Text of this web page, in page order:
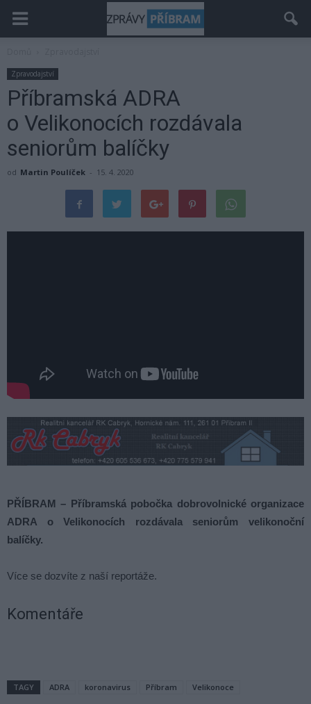
Zpravodajství
Příbramská ADRA
o Velikonocích rozdávala
seniorům balíčky
od Martin Poulíček - 15. 4. 2020
PŘÍBRAM – Příbramská pobočka dobrovolnické organizace
ADRA o Velikonocích rozdávala seniorům velikonoční
balíčky.
Více se dozvíte z naší reportáže.
Komentáře
TAGY ADRA koronavirus Příbram Velikonoce